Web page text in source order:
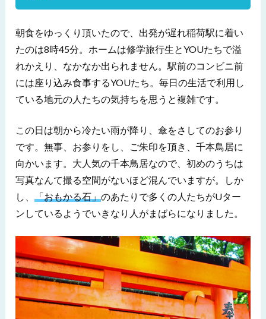
朝食をゆっくり頂いたので、出発が遅れ稲荷駅に着い
たのは8時45分。ホームは修学旅行生とYOUたちで溢
れかえり、なかなか出られません。駅前のコンビニ前
には座り込み食事するYOUたち。毎日の生活で利用し
ている地元の人たちの気持ちを思うと複雑です。
この日は朝から冷たい雨が降り、傘をさしてのお参り
です。無事、お参りをし、ご朱印を頂き、千本鳥居に
向かいます。大人気の千本鳥居なので、初めのうちは
写真なんて撮る空間がないほど混んでいますが。しか
し、「おもかる石」のあたりで多くの人たちがUター
ンしているようでいきなり人がまばらになりました。